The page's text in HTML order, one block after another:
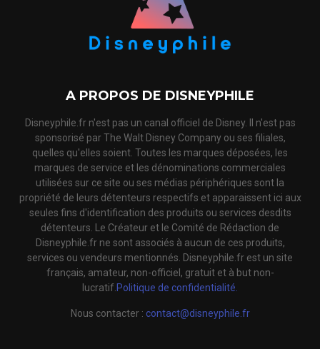
A PROPOS DE DISNEYPHILE
Disneyphile.fr n'est pas un canal officiel de Disney. Il n'est pas
sponsorisé par The Walt Disney Company ou ses filiales,
quelles qu'elles soient. Toutes les marques déposées, les
marques de service et les dénominations commerciales
utilisées sur ce site ou ses médias périphériques sont la
propriété de leurs détenteurs respectifs et apparaissent ici aux
seules fins d'identification des produits ou services desdits
détenteurs. Le Créateur et le Comité de Rédaction de
Disneyphile.fr ne sont associés à aucun de ces produits,
services ou vendeurs mentionnés. Disneyphile.fr est un site
français, amateur, non-officiel, gratuit et à but non-
lucratif. Politique de confidentialité.
Nous contacter : contact@disneyphile.fr